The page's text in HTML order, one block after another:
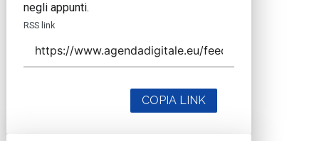
negli appunti.
RSS link
COPIA LINK